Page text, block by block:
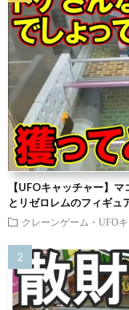
【UFOキャッチャー】
とリゼロレムのフィギュ
クレーンゲーム・UFO